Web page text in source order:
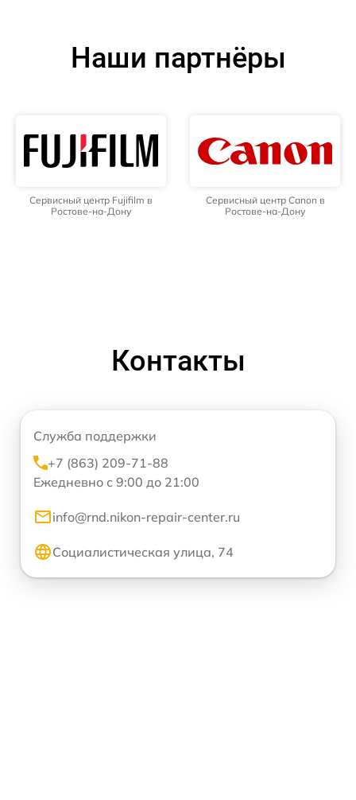
Наши партнёры
Сервисный центр Fujifilm в
Ростове-на-Дону
Сервисный центр Canon в
Ростове-на-Дону
Контакты
Служба поддержки
+7 (863) 209-71-88
Ежедневно с 9:00 до 21:00
info@rnd.nikon-repair-center.ru
Социалистическая улица, 74